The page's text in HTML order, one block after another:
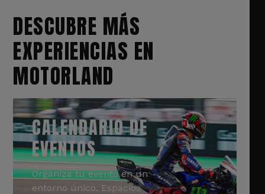
DESCUBRE MÁS
EXPERIENCIAS EN
MOTORLAND
CALENDARIO DE
EVENTOS
Organiza tu evento en un
entorno único. Espacios